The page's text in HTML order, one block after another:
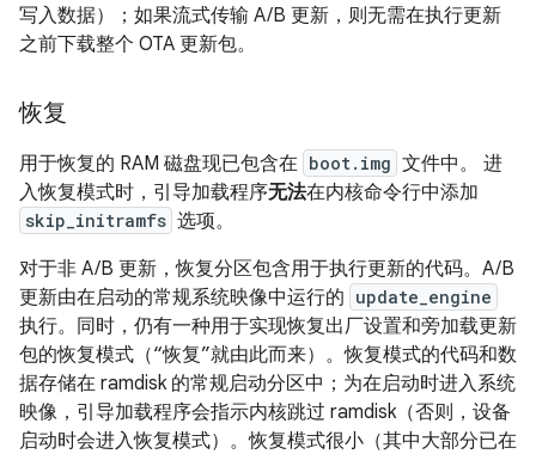
写入数据）；如果流式传输 A/B 更新，则无需在执行更新
之前下载整个 OTA 更新包。
恢复
用于恢复的 RAM 磁盘现已包含在 boot.img 文件中。 进
入恢复模式时，引导加载程序无法在内核命令行中添加
skip_initramfs 选项。
对于非 A/B 更新，恢复分区包含用于执行更新的代码。A/B
更新由在启动的常规系统映像中运行的 update_engine
执行。同时，仍有一种用于实现恢复出厂设置和旁加载更新
包的恢复模式（“恢复”就由此而来）。恢复模式的代码和数
据存储在 ramdisk 的常规启动分区中；为在启动时进入系统
映像，引导加载程序会指示内核跳过 ramdisk（否则，设备
启动时会进入恢复模式）。恢复模式很小（其中大部分已在